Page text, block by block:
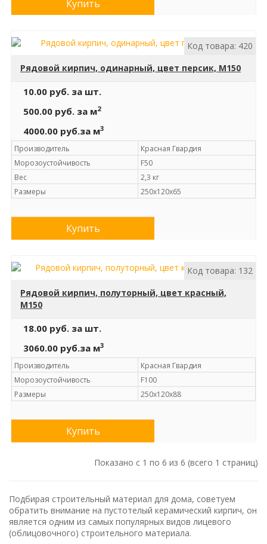
Купить
Код товара: 420
Рядовой кирпич, одинарный, цвет персик, М150
10.00 руб. за шт.
500.00 руб. за м2
4000.00 руб.за м3
Производитель
Красная Гвардия
Морозоустойчивость
F50
Вес
2,3 кг
Размеры
250х120х65
Купить
Код товара: 132
Рядовой кирпич, полуторный, цвет красный,
М150
18.00 руб. за шт.
3060.00 руб.за м3
Производитель
Красная Гвардия
Морозоустойчивость
F100
Размеры
250х120х88
Купить
Показано с 1 по 6 из 6 (всего 1 страниц)
Подбирая строительный материал для дома, советуем
обратить внимание на пустотелый керамический кирпич, он
является одним из самых популярных видов лицевого
(облицовочного) строительного материала.